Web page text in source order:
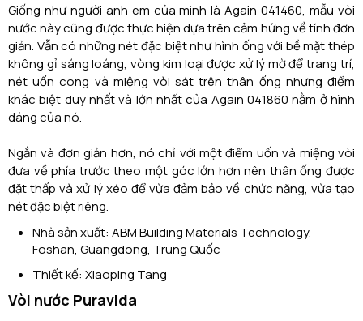
Giống như người anh em của mình là Again 041460, mẫu vòi
nước này cũng được thực hiện dựa trên cảm hứng về tính đơn
giản. Vẫn có những nét đặc biệt như hình ống với bề mặt thép
không gỉ sáng loáng, vòng kim loại được xử lý mờ để trang trí,
nét uốn cong và miệng vòi sát trên thân ống nhưng điểm
khác biệt duy nhất và lớn nhất của Again 041860 nằm ở hình
dáng của nó.
Ngắn và đơn giản hơn, nó chỉ với một điểm uốn và miệng vòi
đưa về phía trước theo một góc lớn hơn nên thân ống được
đặt thấp và xử lý xéo để vừa đảm bảo về chức năng, vừa tạo
nét đặc biệt riêng.
Nhà sản xuất: ABM Building Materials Technology,
Foshan, Guangdong, Trung Quốc
Thiết kế: Xiaoping Tang
Vòi nước Puravida